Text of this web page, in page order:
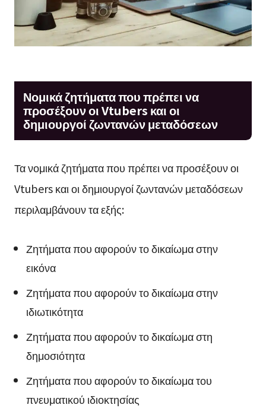
Νομικά ζητήματα που πρέπει να
προσέξουν οι Vtubers και οι
δημιουργοί ζωντανών μεταδόσεων
Τα νομικά ζητήματα που πρέπει να προσέξουν οι
Vtubers και οι δημιουργοί ζωντανών μεταδόσεων
περιλαμβάνουν τα εξής:
Ζητήματα που αφορούν το δικαίωμα στην
εικόνα
Ζητήματα που αφορούν το δικαίωμα στην
ιδιωτικότητα
Ζητήματα που αφορούν το δικαίωμα στη
δημοσιότητα
Ζητήματα που αφορούν το δικαίωμα του
πνευματικού ιδιοκτησίας